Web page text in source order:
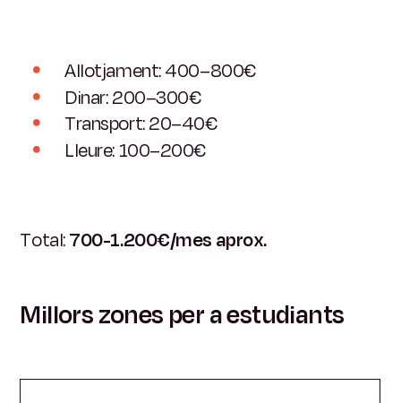
Allotjament: 400–800€
Dinar: 200–300€
Transport: 20–40€
Lleure: 100–200€
Total:700-1.200€/mes aprox.
Millors zones per a estudiants